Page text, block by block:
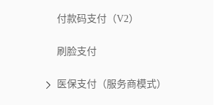
付款码支付（V2）
刷脸支付
医保支付（服务商模式）